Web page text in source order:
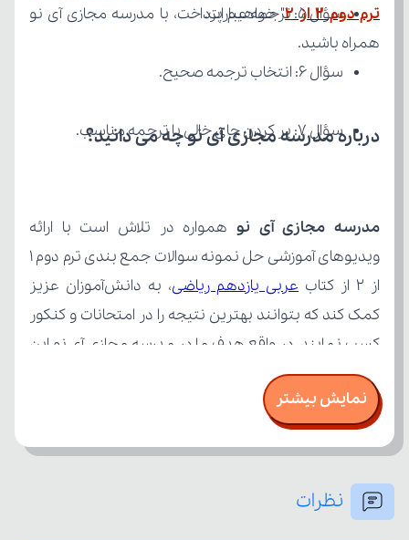
سؤال ۵: ترجمه عبارات.
سؤال ۶: انتخاب ترجمه صحیح.
سؤال ۷: پر کردن جای خالی با ترجمه مناسب.
ترم دوم ۲ از ۲
همراه باشید.
درباره مدرسه مجازی آی نو چه می‌ دانید؟
مدرسه مجازی آی نو
از 2 از کتاب
عربی یازدهم ریاضی
نمایش بیشتر
نظرات